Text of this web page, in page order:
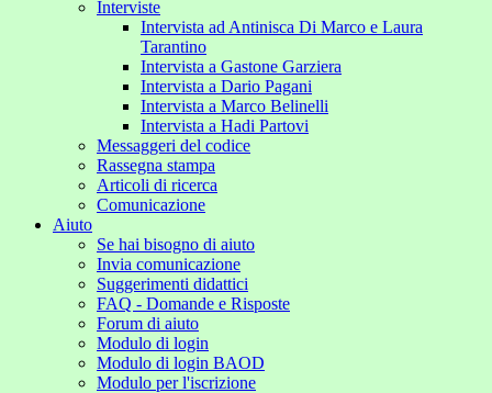
Interviste
Intervista ad Antinisca Di Marco e Laura
Tarantino
Intervista a Gastone Garziera
Intervista a Dario Pagani
Intervista a Marco Belinelli
Intervista a Hadi Partovi
Messaggeri del codice
Rassegna stampa
Articoli di ricerca
Comunicazione
Aiuto
Se hai bisogno di aiuto
Invia comunicazione
Suggerimenti didattici
FAQ - Domande e Risposte
Forum di aiuto
Modulo di login
Modulo di login BAOD
Modulo per l'iscrizione